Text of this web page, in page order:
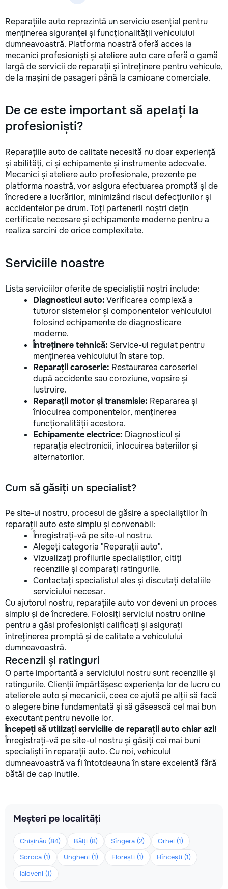
Reparațiile auto reprezintă un serviciu esențial pentru
menținerea siguranței și funcționalității vehiculului
dumneavoastră. Platforma noastră oferă acces la
mecanici profesioniști și ateliere auto care oferă o gamă
largă de servicii de reparații și întreținere pentru vehicule,
de la mașini de pasageri până la camioane comerciale.
De ce este important să apelați la
profesioniști?
Reparațiile auto de calitate necesită nu doar experiență
și abilități, ci și echipamente și instrumente adecvate.
Mecanici și ateliere auto profesionale, prezente pe
platforma noastră, vor asigura efectuarea promptă și de
încredere a lucrărilor, minimizând riscul defecțiunilor și
accidentelor pe drum. Toți partenerii noștri dețin
certificate necesare și echipamente moderne pentru a
realiza sarcini de orice complexitate.
Serviciile noastre
Lista serviciilor oferite de specialiștii noștri include:
Diagnosticul auto:Verificarea complexă a
tuturor sistemelor și componentelor vehiculului
folosind echipamente de diagnosticare
moderne.
Întreținere tehnică: Service-ul regulat pentru
menținerea vehiculului în stare top.
Reparații caroserie: Restaurarea caroseriei
după accidente sau coroziune, vopsire și
lustruire.
Reparații motor și transmisie: Repararea și
înlocuirea componentelor, menținerea
funcționalității acestora.
Echipamente electrice: Diagnosticul și
reparația electronicii, înlocuirea bateriilor și
alternatorilor.
Cum să găsiți un specialist?
Pe site-ul nostru, procesul de găsire a specialiștilor în
reparații auto este simplu și convenabil:
Înregistrați-vă pe site-ul nostru.
Alegeți categoria "Reparații auto".
Vizualizați profilurile specialiștilor, citiți
recenziile și comparați ratingurile.
Contactați specialistul ales și discutați detaliile
serviciului necesar.
Cu ajutorul nostru, reparațiile auto vor deveni un proces
simplu și de încredere. Folosiți serviciul nostru online
pentru a găsi profesioniști calificați și asigurați
întreținerea promptă și de calitate a vehiculului
dumneavoastră.
Recenzii și ratinguri
O parte importantă a serviciului nostru sunt recenziile și
ratingurile. Clienții împărtășesc experiența lor de lucru cu
atelierele auto și mecanicii, ceea ce ajută pe alții să facă
o alegere bine fundamentată și să găsească cel mai bun
executant pentru nevoile lor.
Începeți să utilizați serviciile de reparații auto chiar azi!
Înregistrați-vă pe site-ul nostru și găsiți cei mai buni
specialiști în reparații auto. Cu noi, vehiculul
dumneavoastră va fi întotdeauna în stare excelentă fără
bătăi de cap inutile.
Meșteri pe localități
Chișinău (84) Bălți (8) Sîngera (2)
Orhei (1)
Soroca (1)
Ungheni (1) Florești (1)
Hîncești (1)
Ialoveni (1)